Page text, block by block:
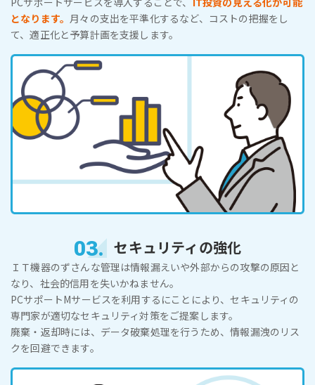
となります。 月々の支出を平準化するなど、コストの把握をし
て、適正化と予算計画を支援します。
03. セキュリティの強化
ＩＴ機器のずさんな管理は情報漏えいや外部からの攻撃の原因と
なり、社会的信用を失いかねません。
PCサポートMサービスを利用するにことにより、セキュリティの
専門家が適切なセキュリティ対策をご提案します。
廃棄・返却時には、データ破棄処理を行うため、情報漏洩のリス
クを回避できます。